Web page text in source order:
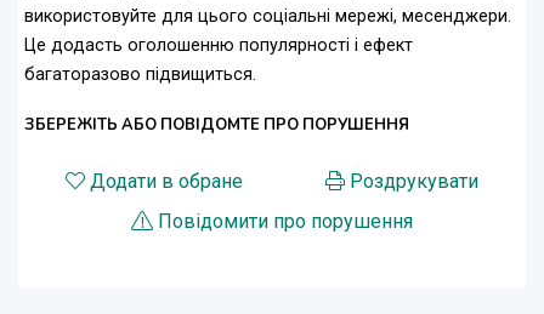
використовуйте для цього соціальні мережі, месенджери.
Це додасть оголошенню популярності і ефект
багаторазово підвищиться.
ЗБЕРЕЖІТЬ АБО ПОВІДОМТЕ ПРО ПОРУШЕННЯ
Додати в обране
Роздрукувати
Повідомити про порушення